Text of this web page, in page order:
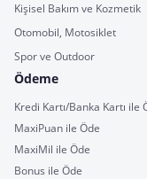
Kişisel Bakım ve Kozmetik
Otomobil, Motosiklet
Spor ve Outdoor
Ödeme
Kredi Kartı/Banka Kartı ile
MaxiPuan ile Öde
MaxiMil ile Öde
Bonus ile Öde